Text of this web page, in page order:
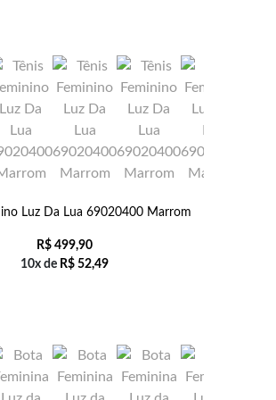
Luz Da Lua 69020400 Marrom
R$499,90
10x de R$52,49